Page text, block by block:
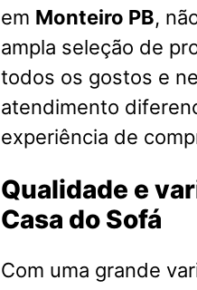
em Monteiro PB,
ampla seleção de
todos os gostos e
atendimento
experiência de
Qualidade e
Casa do Sofá
Com uma grande